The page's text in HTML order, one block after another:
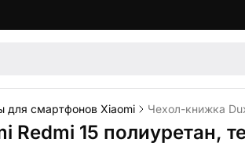
для смартфонов Xiaomi Чехол-книжка
Redmi 15 полиуретан,